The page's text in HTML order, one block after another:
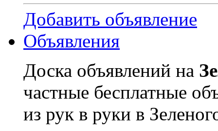
Добавить объявление
Объявления
Доска объявлений на
частные бесплатные
из рук в руки в